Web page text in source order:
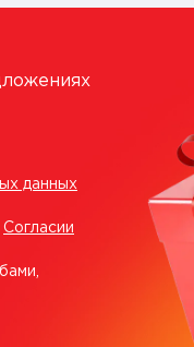
данных
Согласии